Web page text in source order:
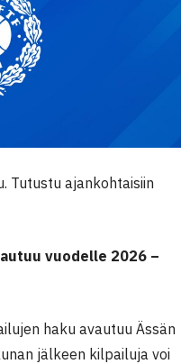
Tutustu ajankohtaisiin
vuodelle 2026 –
haku avautuu Ässän
jälkeen kilpailuja voi